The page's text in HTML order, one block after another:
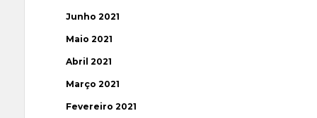
Junho 2021
Maio 2021
Abril 2021
Março 2021
Fevereiro 2021